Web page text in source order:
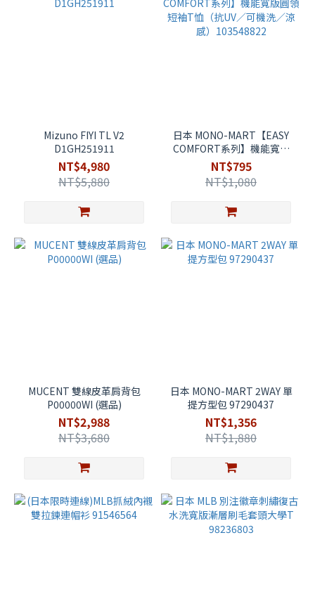
Mizuno FIYI TL V2
D1GH251911
NT$4,980
NT$5,880
日本 MONO-MART【EASY
COMFORT系列】機能寬版
圓領短袖T恤（抗UV／可機
洗／涼感）103548822
NT$795
NT$1,080
MUCENT 雙線皮革肩背包
P00000WI (選品)
NT$2,988
NT$3,680
日本 MONO-MART 2WAY 單
提方型包 97290437
NT$1,356
NT$1,880